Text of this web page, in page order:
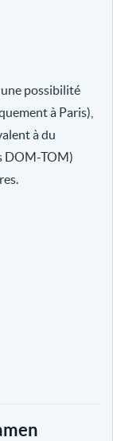
possibilité
à Paris),
à du
DOM-TOM)